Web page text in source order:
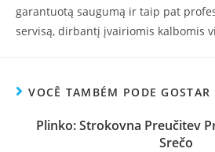
garantuotą saugumą ir taip pat
servisą, dirbantį įvairiomis kalbomis
VOCÊ TAMBÉM PODE GOSTAR
Plinko: Strokovna Preučitev
Srečo